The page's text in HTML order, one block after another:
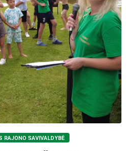
RAJONO SAVIVALDYBĖ